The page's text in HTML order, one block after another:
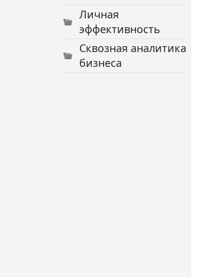
Личная
эффективность
Сквозная аналитика
бизнеса